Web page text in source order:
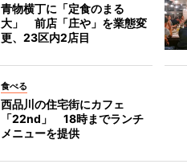
青物横丁に「定食のまる
大」 前店「庄や」を業態変
更、23区内2店目
食べる
西品川の住宅街にカフェ
「22nd」 18時までランチ
メニューを提供